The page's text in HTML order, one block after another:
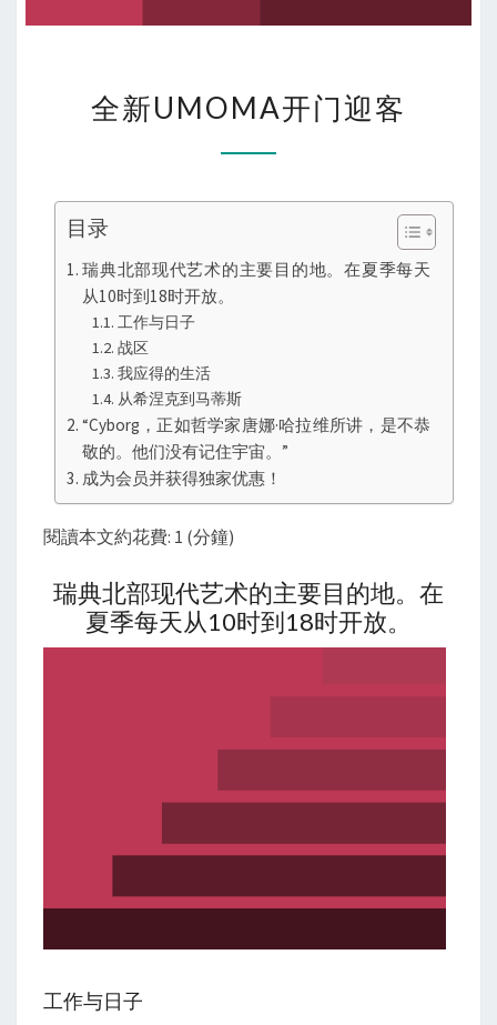
新
门
客
全新UMOMA开门迎客
目录
瑞典北部现代艺术的主要目的地。在夏季每天
从10时到18时开放。
工作与日子
战区
我应得的生活
从希涅克到马蒂斯
“Cyborg，正如哲学家唐娜·哈拉维所讲，是不恭
敬的。他们没有记住宇宙。”
成为会员并获得独家优惠！
閱讀本文約花費: 1 (分鐘)
瑞典北部现代艺术的主要目的地。在
夏季每天从10时到18时开放。
工作与日子